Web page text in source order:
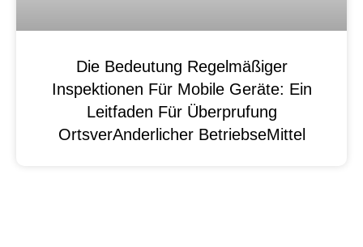
Die Bedeutung Regelmäßiger
Inspektionen Für Mobile Geräte: Ein
Leitfaden Für Überprufung
OrtsverAnderlicher BetriebseMittel